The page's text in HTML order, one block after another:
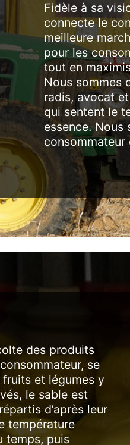
Fidèle à sa
connecte le
meilleure
pour les
tout en
Nous sommes
radis, avocat
qui sentent le
essence. Nous
consommateur
des produits
se
et légumes y
le sable est
d’après leur
température
temps, puis